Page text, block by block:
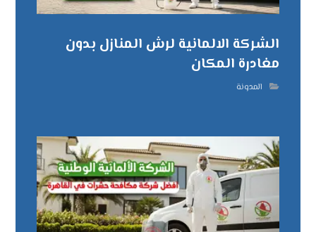
الشركة الالمانية لرش المنازل بدون
مغادرة المكان
المدونة